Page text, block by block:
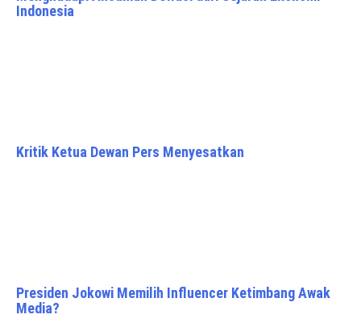
Indonesia
Kritik Ketua Dewan Pers Menyesatkan
Presiden Jokowi Memilih Influencer Ketimbang Awak
Media?